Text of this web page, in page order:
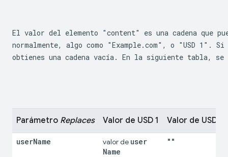
El valor del elemento "content" es una cadena que
normalmente, algo como "Example.com", o "USD 1".
obtienes una cadena vacía. En la siguiente tabla, se
Parámetro Replaces Valor de USD 1 Valor de USD 2
userName valor de user
Name
""